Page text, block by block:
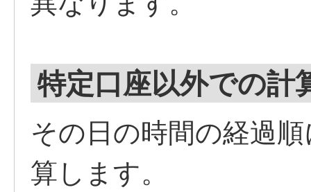
特定口座以外での計
その日の時間の経過
算します。